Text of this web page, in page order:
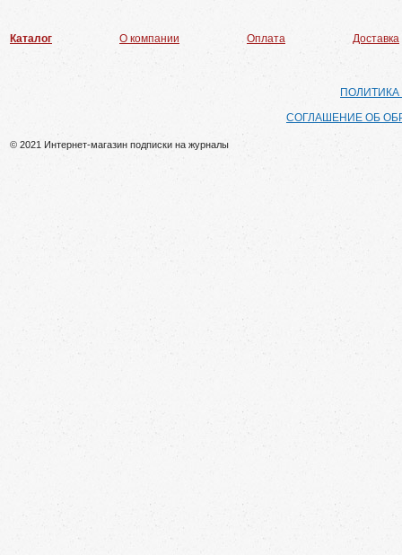
Каталог О компании Оплата Доставка
СОГЛАШЕНИЕ ОБ
© 2021 Интернет-магазин подписки на журналы